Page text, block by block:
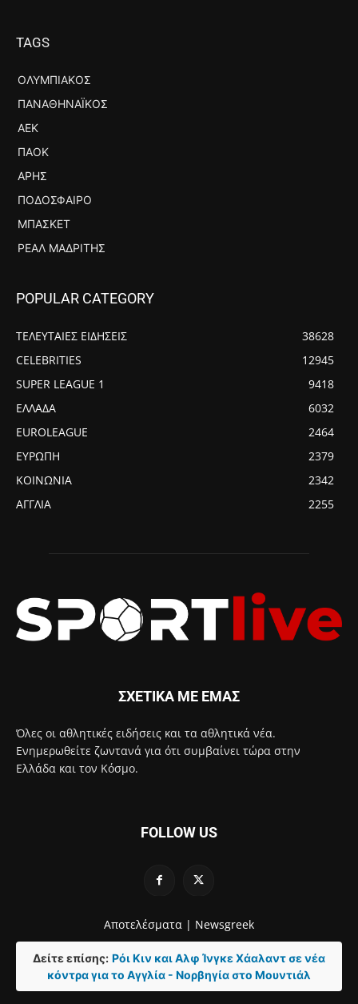
TAGS
ΟΛΥΜΠΙΑΚΌΣ
ΠΑΝΑΘΗΝΑΪΚΌΣ
ΑΕΚ
ΠΑΟΚ
ΆΡΗΣ
ΠΟΔΌΣΦΑΙΡΟ
ΜΠΆΣΚΕΤ
ΡΕΆΛ ΜΑΔΡΊΤΗΣ
POPULAR CATEGORY
ΤΕΛΕΥΤΑΙΕΣ ΕΙΔΗΣΕΙΣ
38628
CELEBRITIES
12945
SUPER LEAGUE 1
9418
ΕΛΛΑΔΑ
6032
EUROLEAGUE
2464
ΕΥΡΩΠΗ
2379
ΚΟΙΝΩΝΙΑ
2342
ΑΓΓΛΙΑ
2255
ΣΧΕΤΙΚΑ ΜΕ ΕΜΑΣ
Όλες οι αθλητικές ειδήσεις και τα αθλητικά νέα.
Ενημερωθείτε ζωντανά για ότι συμβαίνει τώρα στην
Ελλάδα και τον Κόσμο.
FOLLOW US
Αποτελέσματα | Newsgreek
Δείτε επίσης: Ρόι Κιν και Αλφ Ίνγκε Χάαλαντ σε νέα
κόντρα για το Αγγλία - Νορβηγία στο Μουντιάλ